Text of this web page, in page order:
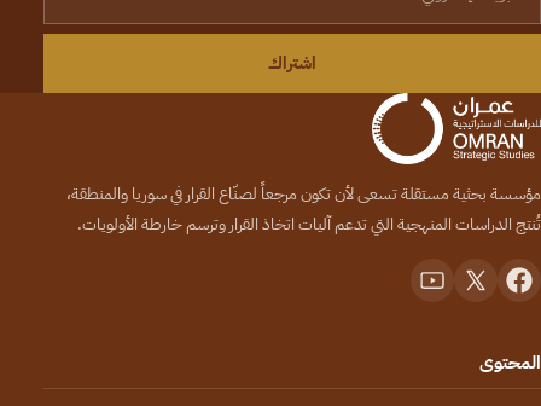
اشتراك
مؤسسة بحثية مستقلة تسعى لأن تكون مرجعاً لصنّاع القرار في سوريا والمنطقة،
تُنتج الدراسات المنهجية التي تدعم آليات اتخاذ القرار وترسم خارطة الأولويات.
المحتوى